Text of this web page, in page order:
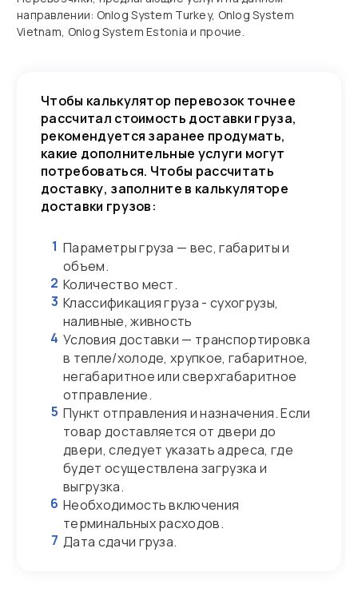
направлении: Onlog System Turkey, Onlog System
Vietnam, Onlog System Estonia и прочие.
Чтобы калькулятор перевозок точнее
рассчитал стоимость доставки груза,
рекомендуется заранее продумать,
какие дополнительные услуги могут
потребоваться. Чтобы рассчитать
доставку, заполните в калькуляторе
доставки грузов:
1 Параметры груза — вес, габариты и
объем.
2 Количество мест.
3 Классификация груза - сухогрузы,
наливные, живность
4 Условия доставки — транспортировка
в тепле/холоде, хрупкое, габаритное,
негабаритное или сверхгабаритное
отправление.
5 Пункт отправления и назначения. Если
товар доставляется от двери до
двери, следует указать адреса, где
будет осуществлена загрузка и
выгрузка.
6 Необходимость включения
терминальных расходов.
7 Дата сдачи груза.